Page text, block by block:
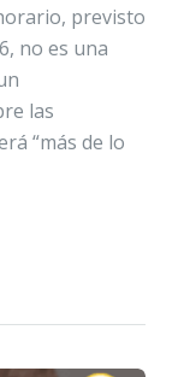
previsto
no es una
las
“más de lo